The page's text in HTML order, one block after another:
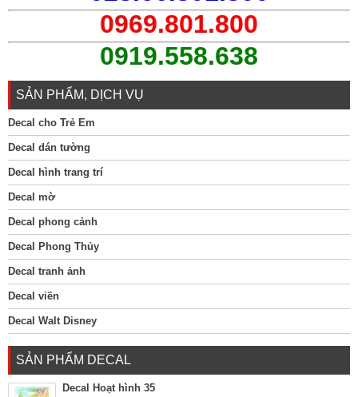
0969.801.800
0919.558.638
SẢN PHẨM, DỊCH VỤ
Decal cho Trẻ Em
Decal dán tường
Decal hình trang trí
Decal mờ
Decal phong cảnh
Decal Phong Thủy
Decal tranh ảnh
Decal viền
Decal Walt Disney
SẢN PHẨM DECAL
Decal Hoạt hình 35